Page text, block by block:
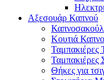
Αξεσουάρ Καπνού
Κουτιά
Ταμπακιέρες
Ταμπακιέρες
Θήκες για